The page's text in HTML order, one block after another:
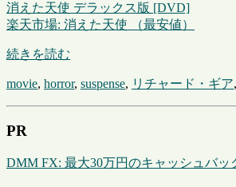
消えた天使 デラックス版 [DVD]
楽天市場: 消えた天使 （最安値）
続きを読む
movie, horror, suspense, リチャード・ギア,
PR
DMM FX: 最大30万円のキャッシュバッ